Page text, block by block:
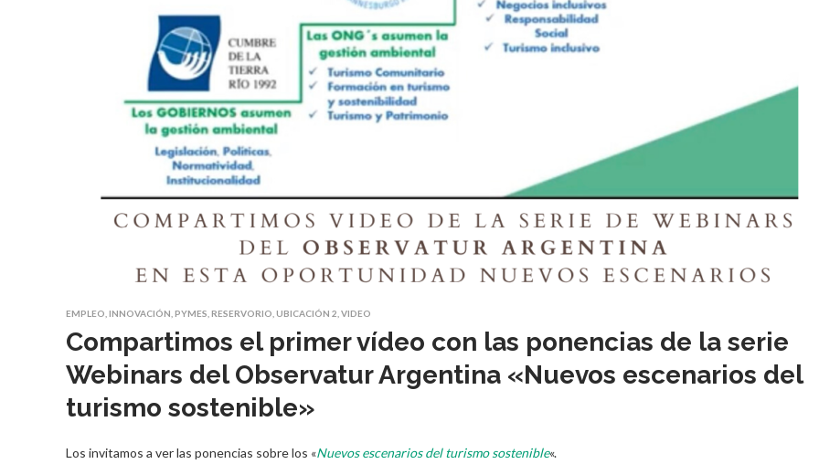
EMPLEO INNOVACIÓN PYMES RESERVORIO UBICACIÓN 2 VIDEO
Compartimos el primer vídeo con las ponencias de la serie
Webinars del Observatur Argentina «Nuevos escenarios del
turismo sostenible»
Los invitamos a ver las ponencias sobre los «Nuevos escenarios del turismo sostenible«.